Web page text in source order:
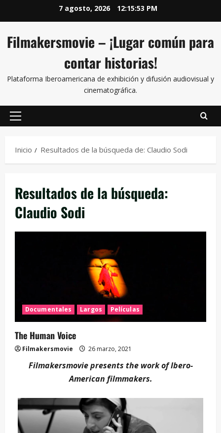
7 agosto, 2026 12:15:54 PM
Filmakersmovie – ¡Lugar común para
contar historias!
Plataforma Iberoamericana de exhibición y difusión audiovisual y
cinematográfica.
Inicio Resultados de la búsqueda de: Claudio Sodi
Resultados de la búsqueda:
Claudio Sodi
Documentales Largos Películas
The Human Voice
Filmakersmovie 26 marzo, 2021
Filmakersmovie presents the work of Ibero-
American filmmakers.